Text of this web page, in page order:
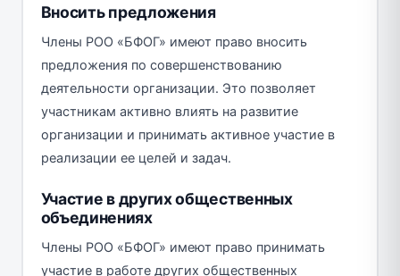
Вносить предложения
Члены РОО «БФОГ» имеют право вносить
предложения по совершенствованию
деятельности организации. Это позволяет
участникам активно влиять на развитие
организации и принимать активное участие в
реализации ее целей и задач.
Участие в других общественных
объединениях
Члены РОО «БФОГ» имеют право принимать
участие в работе других общественных